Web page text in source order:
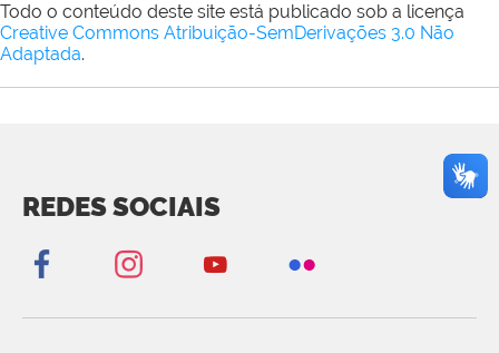
Todo o conteúdo deste site está publicado sob a licença
Creative Commons Atribuição-SemDerivações 3.0 Não
Adaptada.
REDES SOCIAIS